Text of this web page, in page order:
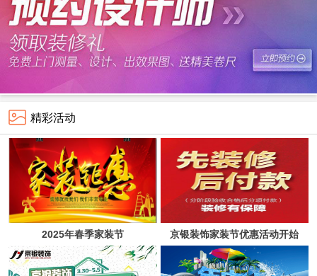
精彩活动
2025年春季家装节
京银装饰家装节优惠活动开始
啦！